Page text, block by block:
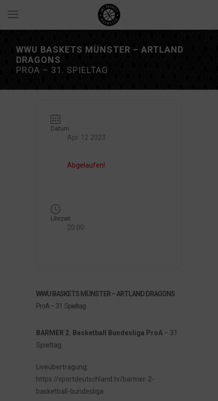
WWU BASKETS MÜNSTER – ARTLAND
DRAGONS
PROA – 31. SPIELTAG
Datum
Apr. 12 2023
Abgelaufen!
Uhrzeit
20:00
WWU BASKETS MÜNSTER – ARTLAND DRAGONS
ProA – 31. Spieltag
BARMER 2. Basketball Bundesliga ProA – 31
Spieltag
Liveübertragung:
https://sportdeutschland.tv/barmer-2-
basketball-bundesliga